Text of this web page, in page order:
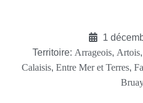
1
Territoire: Arrageois, Artois,
Calaisis, Entre Mer et Terres,